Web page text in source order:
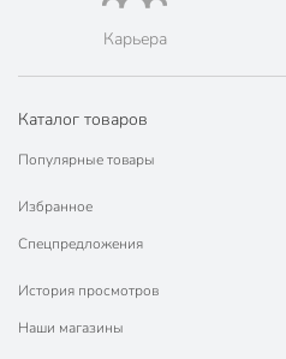
Карьера
Каталог товаров
Популярные товары
Избранное
Спецпредложения
История просмотров
Наши магазины